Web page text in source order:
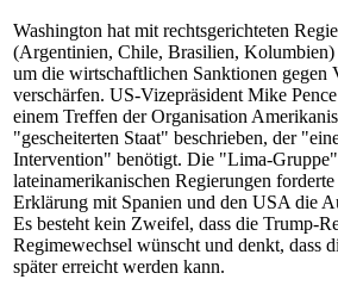
Washington hat mit rechtsgerichteten
(Argentinien, Chile, Brasilien, Kolumbien)
um die wirtschaftlichen Sanktionen gegen
verschärfen. US-Vizepräsident Mike
einem Treffen der Organisation
"gescheiterten Staat" beschrieben, der
Intervention" benötigt. Die "Lima-Gruppe"
lateinamerikanischen Regierungen
Erklärung mit Spanien und den USA die
Es besteht kein Zweifel, dass die Trump-
Regimewechsel wünscht und denkt, dass
später erreicht werden kann.